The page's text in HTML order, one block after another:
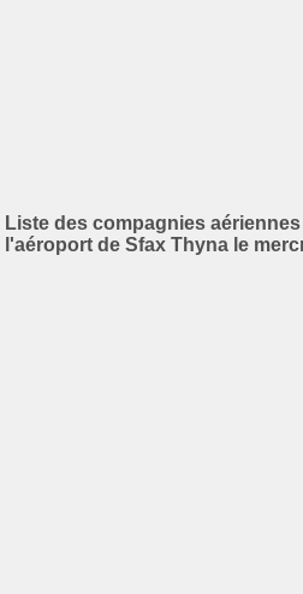
Liste des compagnies
l'aéroport de Sfax Thyna le